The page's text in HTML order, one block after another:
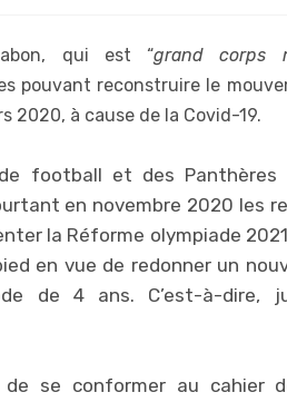
qui est “grand corps
pouvant reconstruire le
2020, à cause de la Covid-19.
football et des Panthères
en novembre 2020 les
la Réforme olympiade
en vue de redonner un
de 4 ans. C’est-à-dire,
se conformer au cahier